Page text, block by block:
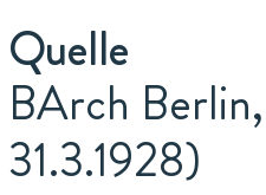
Quelle
BArch
31.3.1928)